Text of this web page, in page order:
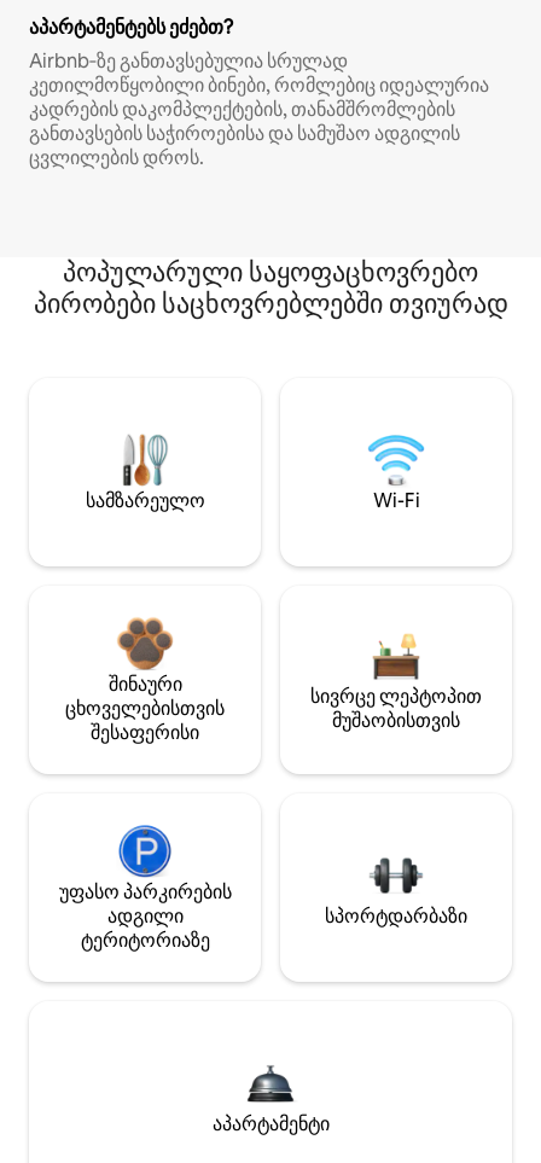
აპარტამენტებს ეძებთ?
Airbnb‑ზე განთავსებულია სრულად
კეთილმოწყობილი ბინები, რომლებიც იდეალურია
კადრების დაკომპლექტების, თანამშრომლების
განთავსების საჭიროებისა და სამუშაო ადგილის
ცვლილების დროს.
პოპულარული საყოფაცხოვრებო
პირობები საცხოვრებლებში თვიურად
სამზარეულო Wi-Fi
შინაური
ცხოველებისთვის
შესაფერისი
სივრცე ლეპტოპით
მუშაობისთვის
უფასო პარკირების
ადგილი
ტერიტორიაზე
სპორტდარბაზი
აპარტამენტი